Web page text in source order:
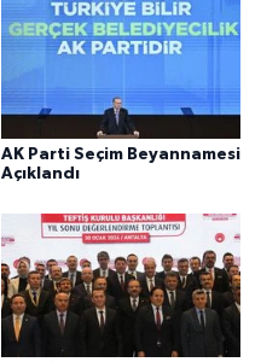
AK Parti Seçim Beyannamesi
Açıklandı